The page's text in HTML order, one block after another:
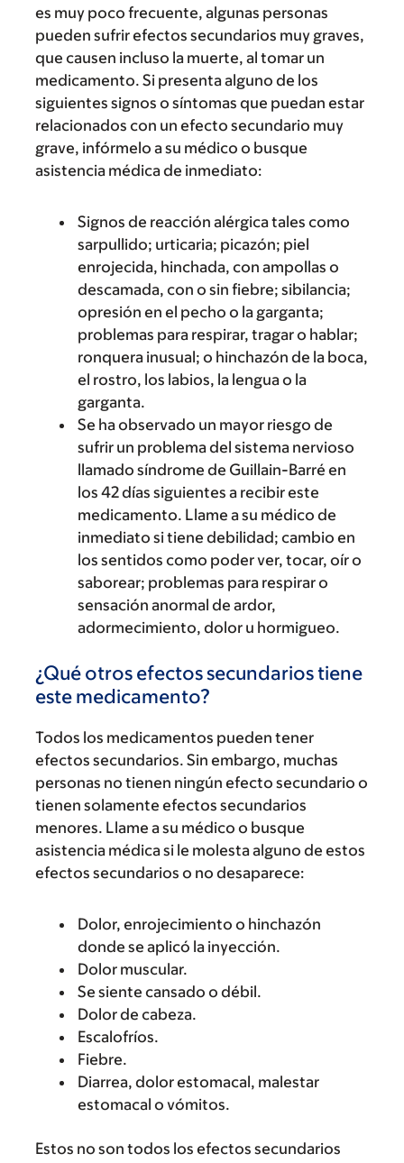
es muy poco frecuente, algunas personas
pueden sufrir efectos secundarios muy graves,
que causen incluso la muerte, al tomar un
medicamento. Si presenta alguno de los
siguientes signos o síntomas que puedan estar
relacionados con un efecto secundario muy
grave, infórmelo a su médico o busque
asistencia médica de inmediato:
Signos de reacción alérgica tales como
sarpullido; urticaria; picazón; piel
enrojecida, hinchada, con ampollas o
descamada, con o sin fiebre; sibilancia;
opresión en el pecho o la garganta;
problemas para respirar, tragar o hablar;
ronquera inusual; o hinchazón de la boca,
el rostro, los labios, la lengua o la
garganta.
Se ha observado un mayor riesgo de
sufrir un problema del sistema nervioso
llamado síndrome de Guillain-Barré en
los 42 días siguientes a recibir este
medicamento. Llame a su médico de
inmediato si tiene debilidad; cambio en
los sentidos como poder ver, tocar, oír o
saborear; problemas para respirar o
sensación anormal de ardor,
adormecimiento, dolor u hormigueo.
¿Qué otros efectos secundarios tiene
este medicamento?
Todos los medicamentos pueden tener
efectos secundarios. Sin embargo, muchas
personas no tienen ningún efecto secundario o
tienen solamente efectos secundarios
menores. Llame a su médico o busque
asistencia médica si le molesta alguno de estos
efectos secundarios o no desaparece:
Dolor, enrojecimiento o hinchazón
donde se aplicó la inyección.
Dolor muscular.
Se siente cansado o débil.
Dolor de cabeza.
Escalofríos.
Fiebre.
Diarrea, dolor estomacal, malestar
estomacal o vómitos.
Estos no son todos los efectos secundarios